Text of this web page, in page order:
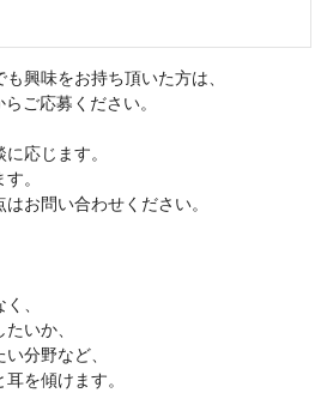
興味をお持ち頂いた方は、
ご応募ください。
応じます。
。
お問い合わせください。
、
いか、
分野など、
を傾けます。